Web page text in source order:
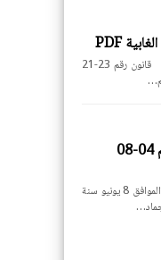
قانون رقم 23-21 يتعلق بالغابات والثروات الغابية PDF قانون رقم 23-21
قانون رقم 26-12 يعدل ويتمم القانون رقم 04-08
قانون رقم 26-12 مؤرخ في 22 ذي الحجة عام 1447 الموافق 8 يونيو سنة